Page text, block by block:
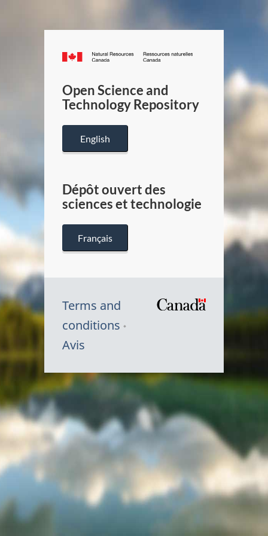
Canada.ca
/
Canada
Open Science and
Technology Repository
English
Dépôt ouvert des
sciences et technologie
Français
Terms and
conditions
Avis
Symbole
du